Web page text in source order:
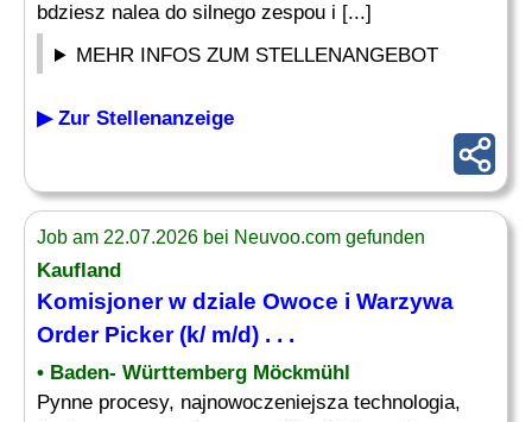
bdziesz nalea do silnego zespou i [...]
MEHR INFOS ZUM STELLENANGEBOT
▶ Zur Stellenanzeige
Job am 22.07.2026 bei Neuvoo.com gefunden
Kaufland
Komisjoner w dziale Owoce i Warzywa
Order Picker(k/ m/d) . . .
• Baden- Württemberg Möckmühl
Pynne procesy, najnowoczeniejsza technologia,